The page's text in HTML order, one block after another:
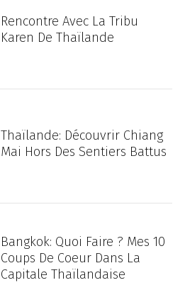
Rencontre Avec La Tribu
Karen De Thaïlande
Thaïlande: Découvrir Chiang
Mai Hors Des Sentiers Battus
Bangkok: Quoi Faire ? Mes 10
Coups De Coeur Dans La
Capitale Thaïlandaise